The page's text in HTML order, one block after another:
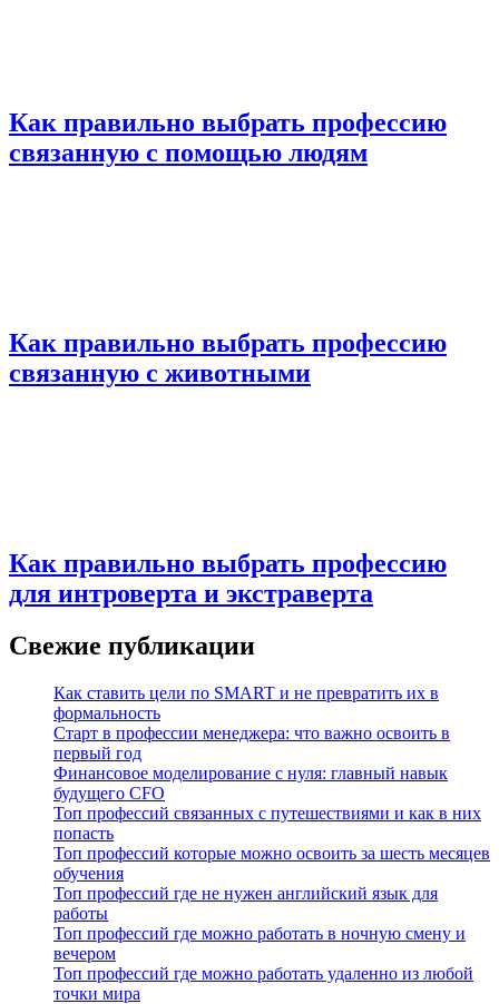
Как правильно выбрать профессию
связанную с помощью людям
Как правильно выбрать профессию
связанную с животными
Как правильно выбрать профессию
для интроверта и экстраверта
Свежие публикации
Как ставить цели по SMART и не превратить их в
формальность
Старт в профессии менеджера: что важно освоить в
первый год
Финансовое моделирование с нуля: главный навык
будущего CFO
Топ профессий связанных с путешествиями и как в них
попасть
Топ профессий которые можно освоить за шесть месяцев
обучения
Топ профессий где не нужен английский язык для
работы
Топ профессий где можно работать в ночную смену и
вечером
Топ профессий где можно работать удаленно из любой
точки мира